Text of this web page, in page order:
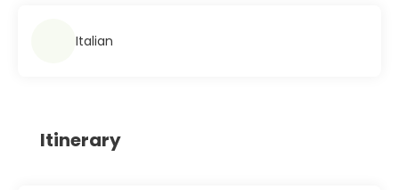
Italian
Itinerary